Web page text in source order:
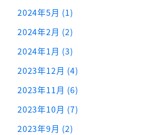
2024年5月 (1)
2024年2月 (2)
2024年1月 (3)
2023年12月 (4)
2023年11月 (6)
2023年10月 (7)
2023年9月 (2)